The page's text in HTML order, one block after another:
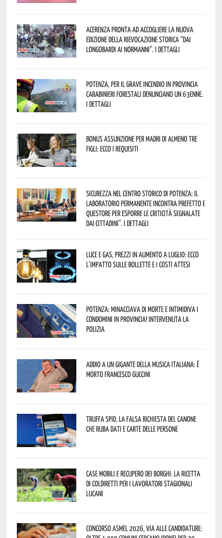
Acerenza pronta ad accogliere la nuova
edizione della rievocazione storica “Dai
Longobardi ai Normanni”. I dettagli
Potenza, per il grave incendio in Provincia
Carabinieri forestali denunciano un 63enne.
I dettagli
Bonus assunzione per madri di almeno tre
figli: ecco i requisiti
Sicurezza nel Centro Storico di Potenza: il
Laboratorio Permanente incontra Prefetto e
Questore per esporre le criticità segnalate
dai cittadini”. I dettagli
Luce e gas, prezzi in aumento a luglio: ecco
l’impatto sulle bollette e i costi attesi
Potenza: minacciava di morte e intimidiva i
condomini in provincia! Intervenuta la
Polizia
Addio a un gigante della musica italiana: è
morto Francesco Guccini
Truffa Spid, la falsa richiesta del canone
che ruba dati e carte delle persone
Case mobili e recupero dei borghi: la ricetta
di Coldiretti per i lavoratori stagionali
lucani
Concorso Asmel 2026, via alle candidature: